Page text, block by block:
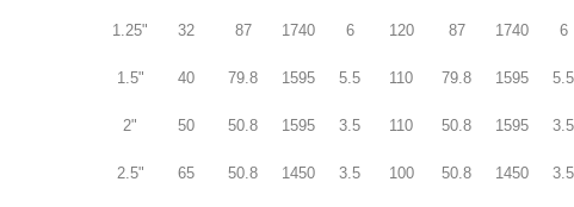
1.25" 32 87 1740 6 120 87 1740 6
1.5" 40 79.8 1595 5.5 110 79.8 1595 5.5
2" 50 50.8 1595 3.5 110 50.8 1595 3.5
2.5" 65 50.8 1450 3.5 100 50.8 1450 3.5